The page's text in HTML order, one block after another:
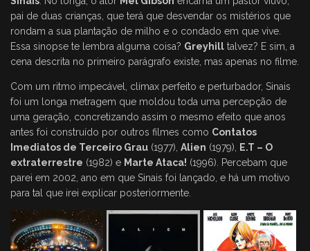
pai de duas crianças, que terá que desvendar os mistérios que
rondam a sua plantação de milho e o condado em que vive.
Essa sinopse te lembra alguma coisa? Greyhill talvez? E sim, a
cena descrita no primeiro parágrafo existe, mas apenas no filme.
Com um ritmo impecável, clímax perfeito e perturbador, Sinais
foi um longa metragem que moldou toda uma percepção de
uma geração, concretizando assim o mesmo efeito que anos
antes foi construído por outros filmes como Contatos
Imediatos de Terceiro Grau (1977), Alien (1979), E.T – O
extraterrestre (1982) e Marte Ataca! (1996). Percebam que
parei em 2002, ano em que Sinais foi lançado, e há um motivo
para tal que irei explicar posteriormente.